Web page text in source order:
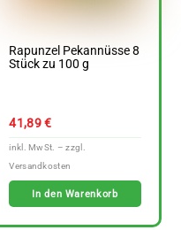
Rapunzel Pekannüsse 8
Stück zu 100 g
41,89€
In den Warenkorb